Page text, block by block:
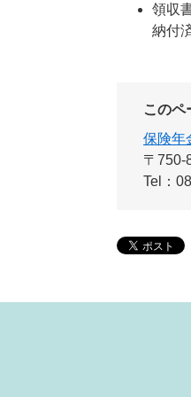
領収
納付
このペ
保険年
〒750-
Tel：